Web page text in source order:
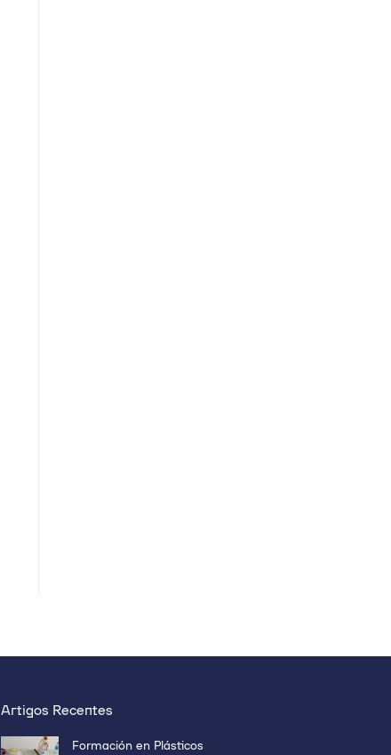
Artigos Recentes
Formación en Plásticos